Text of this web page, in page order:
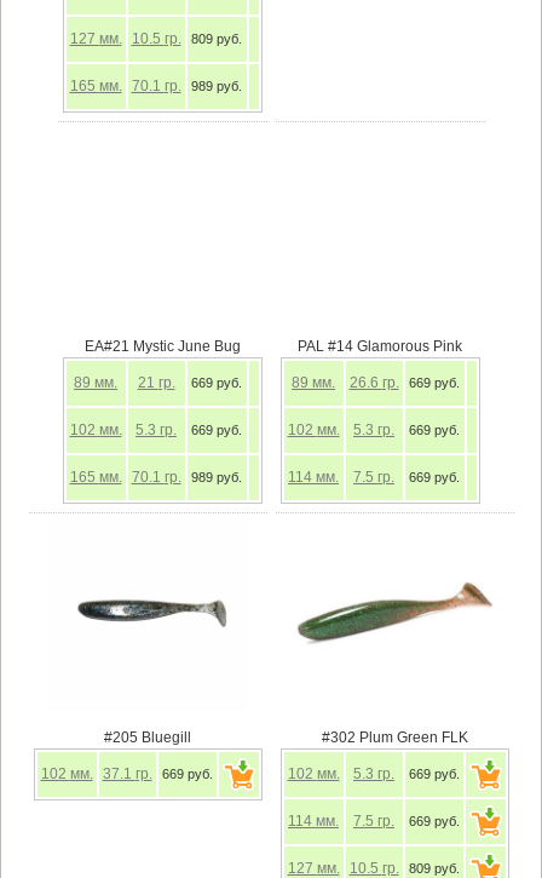
127 мм. 10.5 гр. 809 руб.
165 мм. 70.1 гр. 989 руб.
EA#21 Mystic June Bug
89 мм. 21 гр. 669 руб.
102 мм. 5.3 гр. 669 руб.
165 мм. 70.1 гр. 989 руб.
PAL #14 Glamorous Pink
89 мм. 26.6 гр. 669 руб.
102 мм. 5.3 гр. 669 руб.
114 мм. 7.5 гр. 669 руб.
#205 Bluegill
102 мм. 37.1 гр. 669 руб.
#302 Plum Green FLK
102 мм. 5.3 гр. 669 руб.
114 мм. 7.5 гр. 669 руб.
127 мм. 10.5 гр. 809 руб.